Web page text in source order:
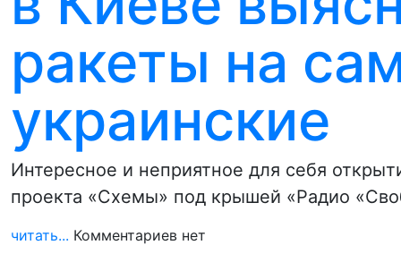
ракеты на
украинские
Интересное и неприятное для себя
проекта «Схемы» под крышей «Радио
читать... Комментариев нет